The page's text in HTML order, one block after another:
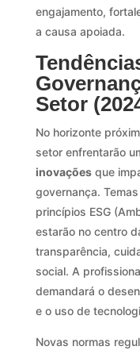
engajamento,
a causa apoiada.
Setor
No horizonte
setor enfrentarão
inovaçõesque
governança.
princípios ESG
estarão no centro
transparência,
social. A
demandará o
e o uso de
Novas normas